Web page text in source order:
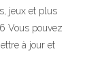
jeux et plus
Vous pouvez
à jour et